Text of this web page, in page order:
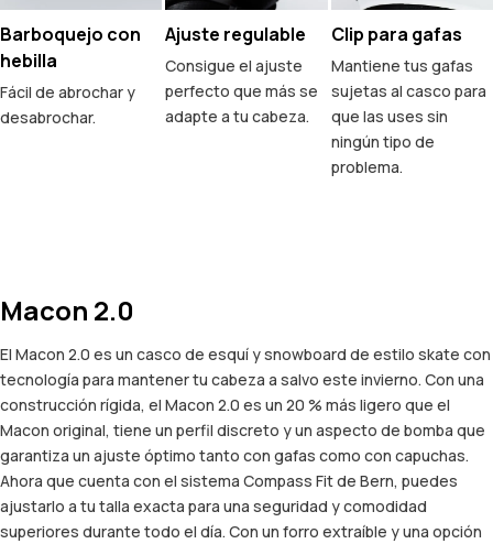
Barboquejo con
hebilla
Fácil de abrochar y
desabrochar.
Ajuste regulable
Consigue el ajuste
perfecto que más se
adapte a tu cabeza.
Clip para gafas
Mantiene tus gafas
sujetas al casco para
que las uses sin
ningún tipo de
problema.
Macon 2.0
El Macon 2.0 es un casco de esquí y snowboard de estilo skate con
tecnología para mantener tu cabeza a salvo este invierno. Con una
construcción rígida, el Macon 2.0 es un 20 % más ligero que el
Macon original, tiene un perfil discreto y un aspecto de bomba que
garantiza un ajuste óptimo tanto con gafas como con capuchas.
Ahora que cuenta con el sistema Compass Fit de Bern, puedes
ajustarlo a tu talla exacta para una seguridad y comodidad
superiores durante todo el día. Con un forro extraíble y una opción